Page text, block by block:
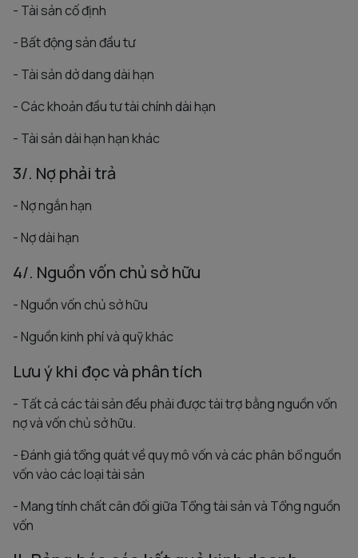
- Tài sản cố định
- Bất động sản đầu tư
- Tài sản dở dang dài hạn
- Các khoản đầu tư tài chính dài hạn
- Tài sản dài hạn hạn khác
3/. Nợ phải trả
- Nợ ngắn hạn
- Nợ dài hạn
4/. Nguồn vốn chủ sở hữu
- Nguồn vốn chủ sở hữu
- Nguồn kinh phí và quỹ khác
Lưu ý khi đọc và phân tích
- Tất cả các tài sản đều phải được tài trợ bằng nguồn vốn
nợ và vốn chủ sở hữu.
- Đánh giá tổng quát về quy mô vốn và các phân bổ nguồn
vốn vào các loại tài sản
- Mang tính chất cân đối giữa Tổng tài sản và Tổng nguồn
vốn